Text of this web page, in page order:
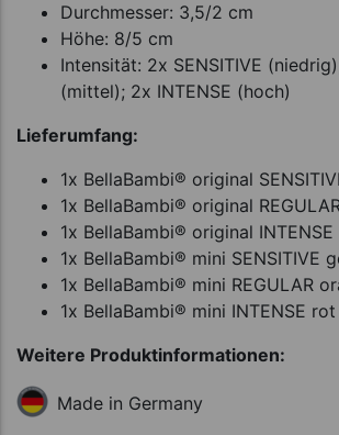
Durchmesser: 3,5/2 cm
Höhe: 8/5 cm
Intensität: 2x SENSITIVE
(mittel); 2x INTENSE (hoch)
Lieferumfang:
1x BellaBambi® original
1x BellaBambi® original
1x BellaBambi® original
1x BellaBambi® mini SENSITIVE
1x BellaBambi® mini REGULAR
1x BellaBambi® mini INTENSE rot
Weitere Produktinformationen:
Made in Germany